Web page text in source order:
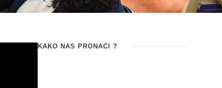
KAKO NAS PRONAĆI ?